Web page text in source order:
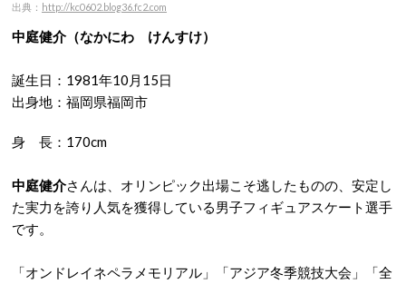
出典： http://kc0602.blog36.fc2.com
中庭健介（なかにわ けんすけ）
誕生日：1981年10月15日
出身地：福岡県福岡市
身 長：170cm
中庭健介さんは、オリンピック出場こそ逃したものの、安定し
た実力を誇り人気を獲得している男子フィギュアスケート選手
です。
「オンドレイネペラメモリアル」「アジア冬季競技大会」「全